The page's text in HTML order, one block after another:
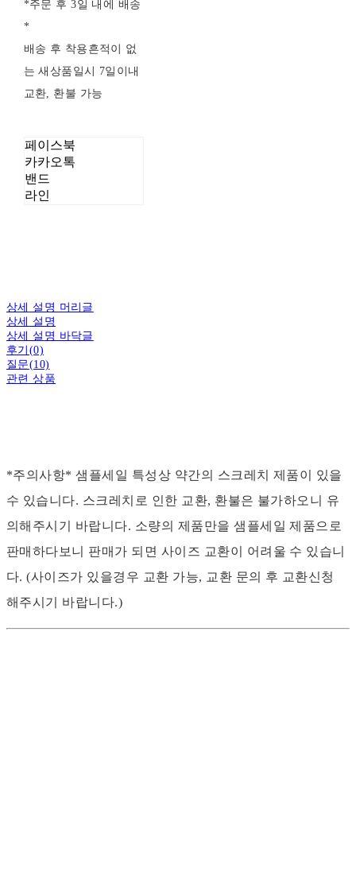
*주문 후 3일 내에 배송
*
배송 후 착용흔적이 없
는 새상품일시 7일이내
교환, 환불 가능
페이스북
카카오톡
밴드
라인
상세 설명 머리글
상세 설명
상세 설명 바닥글
후기(0)
질문(10)
관련 상품
*주의사항* 샘플세일 특성상 약간의 스크레치 제품이 있을
수 있습니다. 스크레치로 인한 교환, 환불은 불가하오니 유
의해주시기 바랍니다. 소량의 제품만을 샘플세일 제품으로
판매하다보니 판매가 되면 사이즈 교환이 어려울 수 있습니
다. (사이즈가 있을경우 교환 가능, 교환 문의 후 교환신청
해주시기 바랍니다.)